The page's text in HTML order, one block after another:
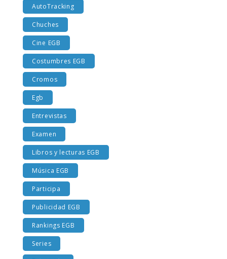
AutoTracking
Chuches
Cine EGB
Costumbres EGB
Cromos
Egb
Entrevistas
Examen
Libros y lecturas EGB
Música EGB
Participa
Publicidad EGB
Rankings EGB
Series